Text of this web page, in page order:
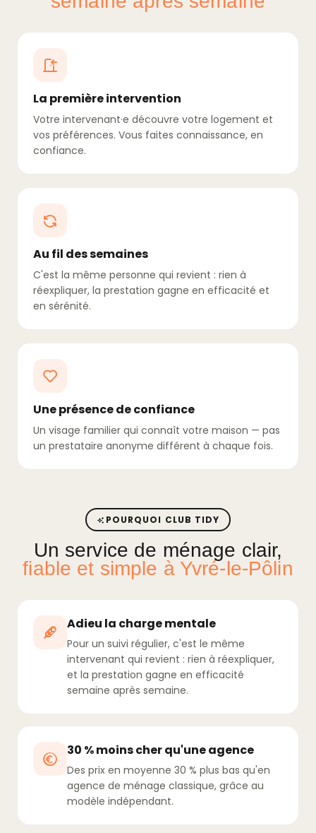
La première intervention
Votre intervenant·e découvre votre logement et
vos préférences. Vous faites connaissance, en
confiance.
Au fil des semaines
C'est la même personne qui revient : rien à
réexpliquer, la prestation gagne en efficacité et
en sérénité.
Une présence de confiance
Un visage familier qui connaît votre maison — pas
un prestataire anonyme différent à chaque fois.
POURQUOI CLUB TIDY
Un service de ménage clair,
fiable et simple à Yvré-le-Pôlin
Adieu la charge mentale
Pour un suivi régulier, c'est le même
intervenant qui revient : rien à réexpliquer,
et la prestation gagne en efficacité
semaine après semaine.
30 % moins cher qu'une agence
Des prix en moyenne 30 % plus bas qu'en
agence de ménage classique, grâce au
modèle indépendant.